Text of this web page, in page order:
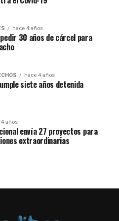
terminó respaldando al
es que el acto se haya
del país está rodeado de
represión policial, con
detenidas.
hace 4 años
30 años de cárcel para
hace 4 años
siete años detenida
años
envía 27 proyectos para
extraordinarias